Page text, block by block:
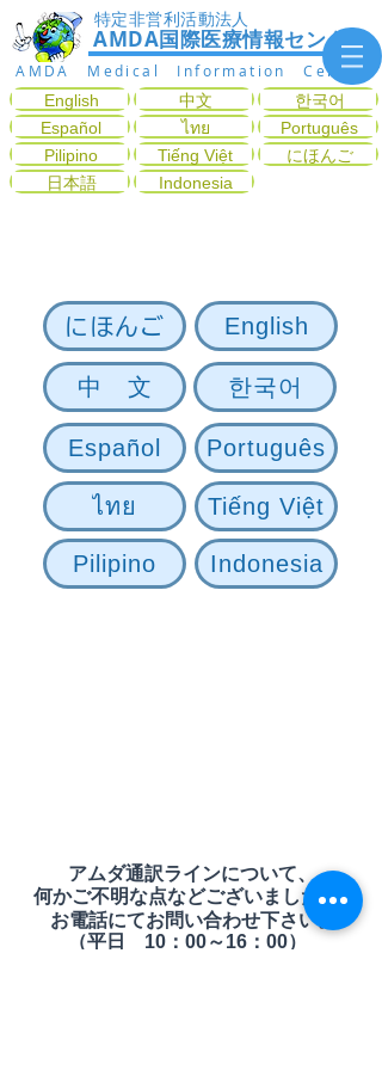
AMDA国際医療情報センター
特定非営利活動法人
AMDA Medical Information Center
English
Español
Pilipino
日本語
中文
ไทย
Tiếng Việt
Indonesia
한국어
Português
にほんご
にほんご English
中 文 한국어
Español Português
ไทย Tiếng Việt
Pilipino Indonesia
​アムダ通訳ラインについて、
何かご不明な点などございましたら、
お電話にてお問い合わせ下さい。
（平日 10：00～16：00）​